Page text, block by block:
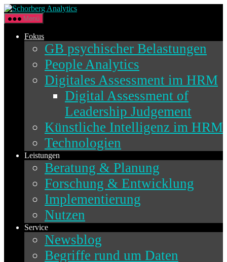
Direkt
zum
Inhalt
wechseln
Schorberg
Menü
Fokus
GB psychischer Belastungen
People Analytics
Digitales Assessment im HRM
Digital Assessment of
Leadership Judgement
Künstliche Intelligenz im HRM
Technologien
Leistungen
Beratung & Planung
Forschung & Entwicklung
Implementierung
Nutzen
Service
Newsblog
Begriffe rund um Daten